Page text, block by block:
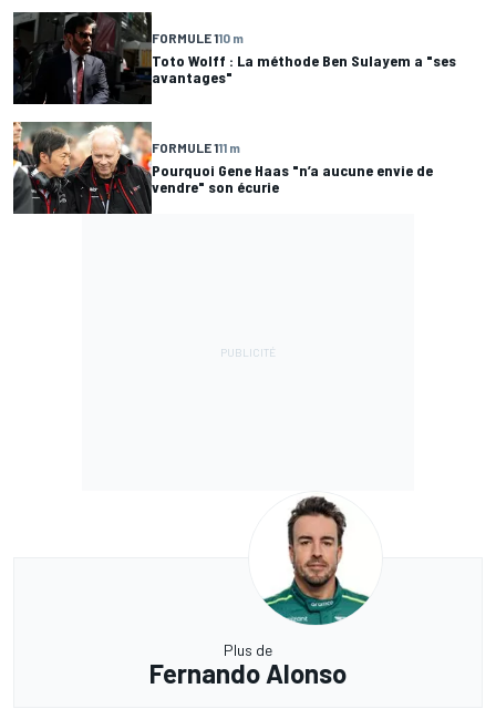
FORMULE 110 m
Toto Wolff : La méthode Ben Sulayem a "ses
avantages"
FORMULE 111 m
Pourquoi Gene Haas "n’a aucune envie de
vendre" son écurie
Plus de
Fernando Alonso